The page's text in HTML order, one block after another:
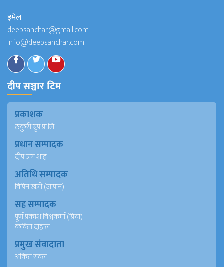
इमेल
deepsanchar@gmail.com
info@deepsanchar.com
दीप सञ्चार टिम
प्रकाशक
ठकुरी ग्रुप प्रा.लि
प्रधान सम्पादक
दीप जंग शाह
अतिथि सम्पादक
विपिन खत्री (जापान)
सह सम्पादक
पूर्ण प्रकाश विश्वकर्मा (प्रिया)
कविता दाहाल
प्रमुख संवादाता
अंकित रावल